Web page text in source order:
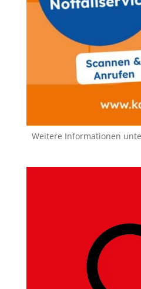
Weitere Informationen